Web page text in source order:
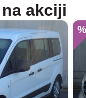
akciji